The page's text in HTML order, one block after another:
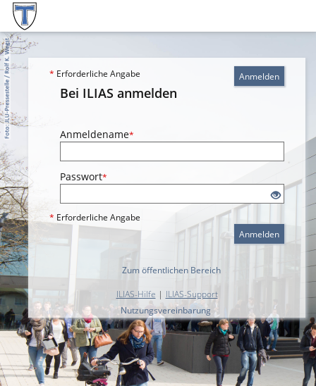
Anmelden
* Erforderliche Angabe
Bei ILIAS anmelden
Anmeldename*
Passwort*
* Erforderliche Angabe
Anmelden
Zum öffentlichen Bereich
ILIAS-Hilfe | ILIAS-Support
Nutzungsvereinbarung